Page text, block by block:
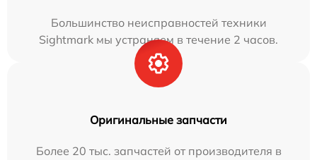
Большинство неисправностей техники
Sightmark мы устраняем в течение 2 часов.
Оригинальные запчасти
Более 20 тыс. запчастей от производителя в